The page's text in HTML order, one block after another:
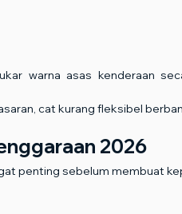
warna asas kenderaan
cat kurang fleksibel
2026
penting sebelum membuat